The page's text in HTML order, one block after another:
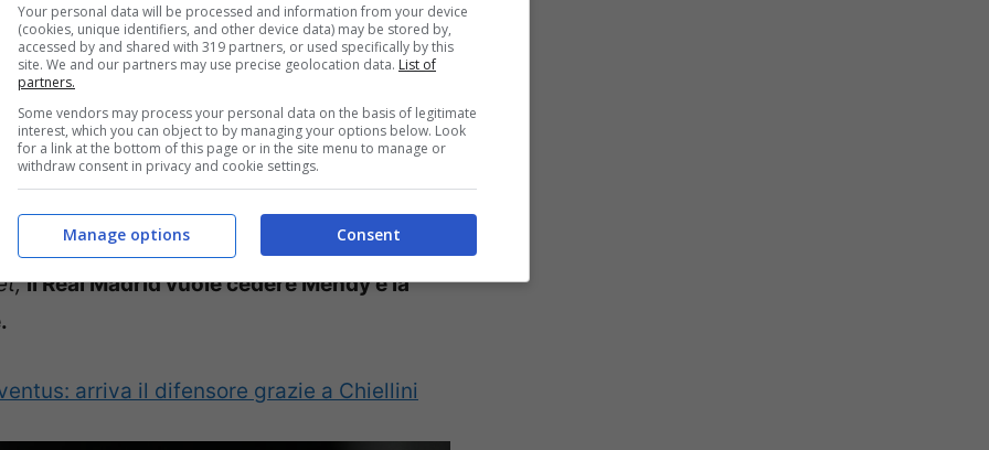
un super colpo sia per il presente che in
della Nazionale e rappresenta un ottimo
in scadenza nel 2023.
il Real Madrid vuole cedere Mendy e la
arriva il difensore grazie a Chiellini
Your personal data will be processed and information from your device
(cookies, unique identifiers, and other device data) may be stored by,
accessed by and shared with 319 partners, or used specifically by this
site. We and our partners may use precise geolocation data. List of
partners.
Some vendors may process your personal data on the basis of legitimate
interest, which you can object to by managing your options below. Look
for a link at the bottom of this page or in the site menu to manage or
withdraw consent in privacy and cookie settings.
Consent
Manage options